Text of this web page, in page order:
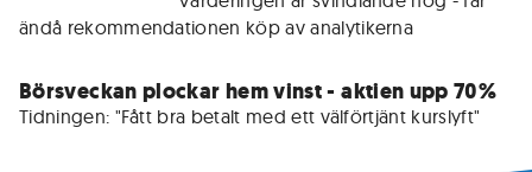
ändå rekommendationen köp av analytikerna
Börsveckan plockar hem vinst - aktien upp 70%
Tidningen: "Fått bra betalt med ett välförtjänt kurslyft"